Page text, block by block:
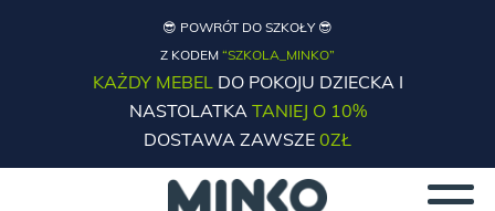
😎 POWRÓT DO SZKOŁY 😎
Z KODEM “SZKOLA_MINKO”
KAŻDY MEBELDO POKOJU DZIECKA I
NASTOLATKATANIEJ O 10%
DOSTAWA ZAWSZE 0ZŁ